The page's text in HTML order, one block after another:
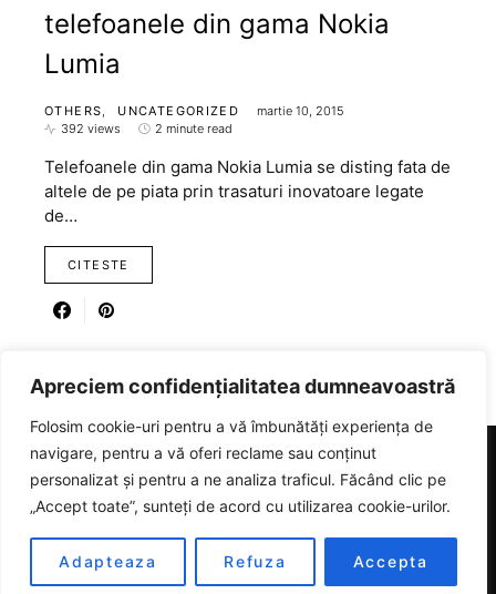
Apreciem confidențialitatea dumneavoastră
Folosim cookie-uri pentru a vă îmbunătăți experiența de
navigare, pentru a vă oferi reclame sau conținut
personalizat și pentru a ne analiza traficul. Făcând clic pe
„Accept toate”, sunteți de acord cu utilizarea cookie-urilor.
Adapteaza Refuza Accepta
telefoanele din gama Nokia
Lumia
OTHERS UNCATEGORIZED
martie 10, 2015
392 views
2 minute read
Telefoanele din gama Nokia Lumia se disting fata de
altele de pe piata prin trasaturi inovatoare legate
de…
CITESTE
RICARTER